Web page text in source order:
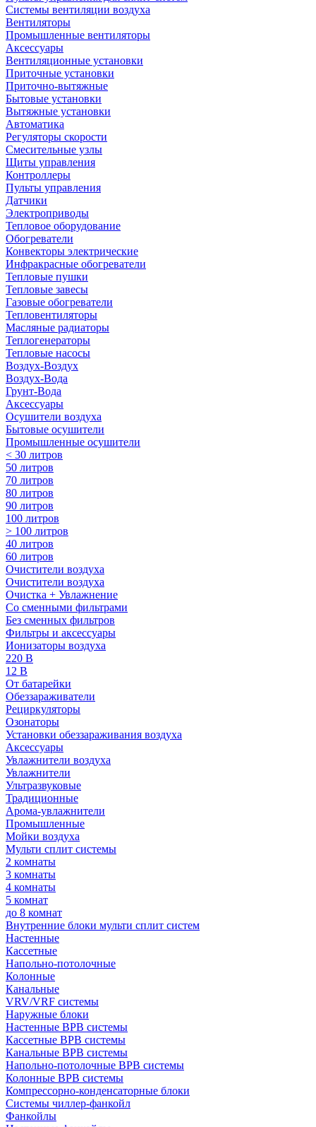
Системы вентиляции воздуха
Вентиляторы
Промышленные вентиляторы
Аксессуары
Вентиляционные установки
Приточные установки
Приточно-вытяжные
Бытовые установки
Вытяжные установки
Автоматика
Регуляторы скорости
Смесительные узлы
Щиты управления
Контроллеры
Пульты управления
Датчики
Электроприводы
Тепловое оборудование
Обогреватели
Конвекторы электрические
Инфракрасные обогреватели
Тепловые пушки
Тепловые завесы
Газовые обогреватели
Тепловентиляторы
Масляные радиаторы
Теплогенераторы
Тепловые насосы
Воздух-Воздух
Воздух-Вода
Грунт-Вода
Аксессуары
Осушители воздуха
Бытовые осушители
Промышленные осушители
< 30 литров
50 литров
70 литров
80 литров
90 литров
100 литров
> 100 литров
40 литров
60 литров
Очистители воздуха
Очистители воздуха
Очистка + Увлажнение
Cо сменными фильтрами
Без сменных фильтров
Фильтры и аксессуары
Ионизаторы воздуха
220 В
12 В
От батарейки
Обеззараживатели
Рециркуляторы
Озонаторы
Установки обеззараживания воздуха
Аксессуары
Увлажнители воздуха
Увлажнители
Ультразвуковые
Традиционные
Арома-увлажнители
Промышленные
Мойки воздуха
Мульти сплит системы
2 комнаты
3 комнаты
4 комнаты
5 комнат
до 8 комнат
Внутренние блоки мульти сплит систем
Настенные
Кассетные
Напольно-потолочные
Колонные
Канальные
VRV/VRF системы
Наружные блоки
Настенные ВРВ системы
Кассетные ВРВ системы
Канальные ВРВ системы
Напольно-потолочные ВРВ системы
Колонные ВРВ системы
Компрессорно-конденсаторные блоки
Системы чиллер-фанкойл
Фанкойлы